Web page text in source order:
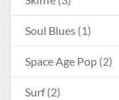
Soul Blues (1)
Space Age Pop (2)
Surf(2)